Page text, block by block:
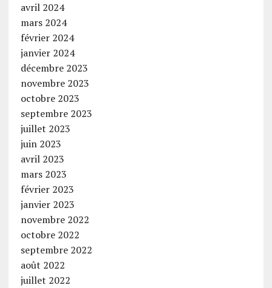
avril 2024
mars 2024
février 2024
janvier 2024
décembre 2023
novembre 2023
octobre 2023
septembre 2023
juillet 2023
juin 2023
avril 2023
mars 2023
février 2023
janvier 2023
novembre 2022
octobre 2022
septembre 2022
août 2022
juillet 2022